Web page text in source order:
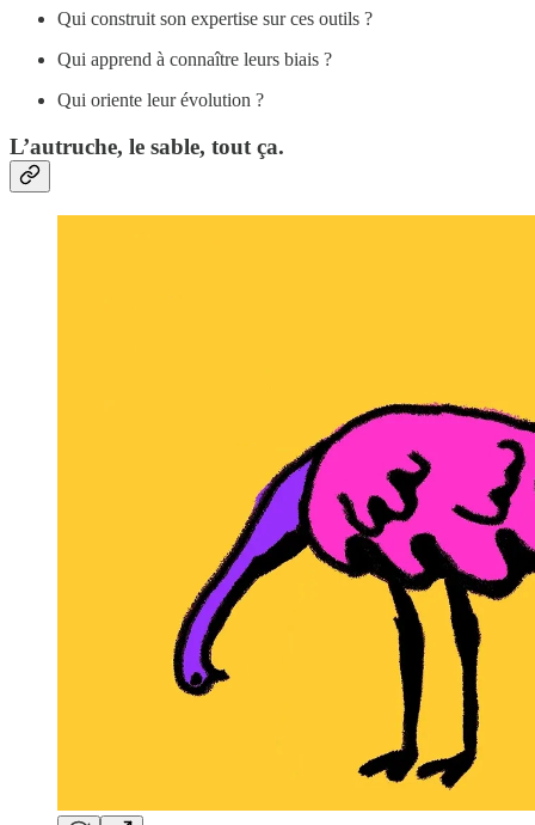
Qui construit son expertise sur ces outils ?
Qui apprend à connaître leurs biais ?
Qui oriente leur évolution ?
L’autruche, le sable, tout ça.